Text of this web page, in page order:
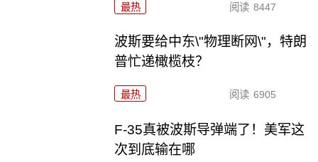
最热 阅读 8447
波斯要给中东\"物理断网\"，特朗
普忙递橄榄枝？
最热 阅读 6905
F-35真被波斯导弹端了！美军这
次到底输在哪